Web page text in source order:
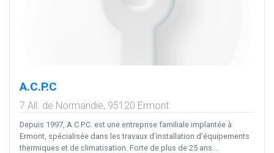
A.C.P.C
7 All. de Normandie, 95120 Ermont
Depuis 1997, A.C.P.C. est une entreprise familiale implantée à
Ermont, spécialisée dans les travaux d’installation d’équipements
thermiques et de climatisation. Forte de plus de 25 ans...